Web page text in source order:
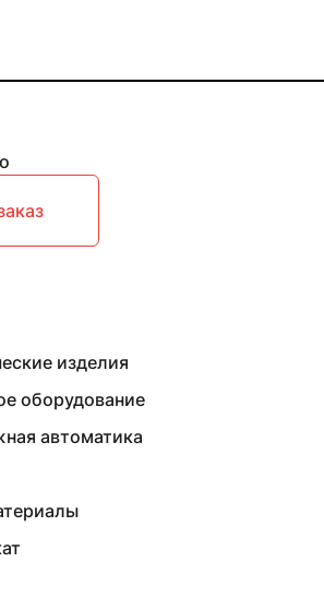
изделия
оборудование
автоматика